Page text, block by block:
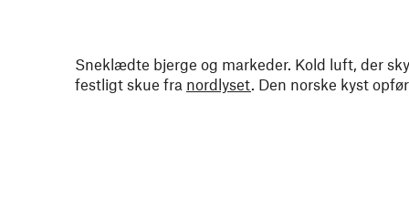
Sneklædte bjerge og markeder. Kold luft, der
festligt skue fra nordlyset. Den norske kyst